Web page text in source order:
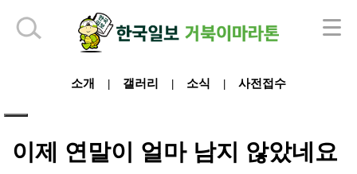
소개 갤러리 소식 사전접수
이제 연말이 얼마 남지 않았네요
하단 영역